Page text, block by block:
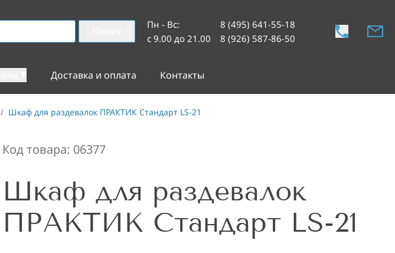
Пн - Вс:
с 9.00 до 21.00
8 (495) 641-55-18
8 (926) 587-86-50
Доставка и оплата Контакты
/ Шкаф для раздевалок ПРАКТИК Стандарт LS-21
Код товара: 06377
Шкаф для раздевалок
ПРАКТИК Стандарт LS-21